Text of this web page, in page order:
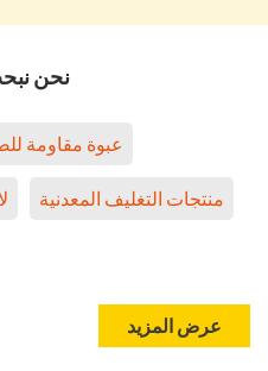
نحن
عبوة مقاومة
منتجات التغليف المعدنية
عرض المزيد